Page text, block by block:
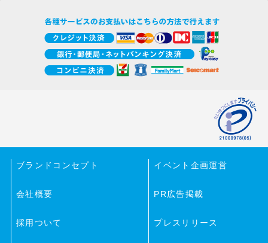
ブランドコンセプト
会社概要
採用ついて
イベント企画運営
PR広告掲載
プレスリリース